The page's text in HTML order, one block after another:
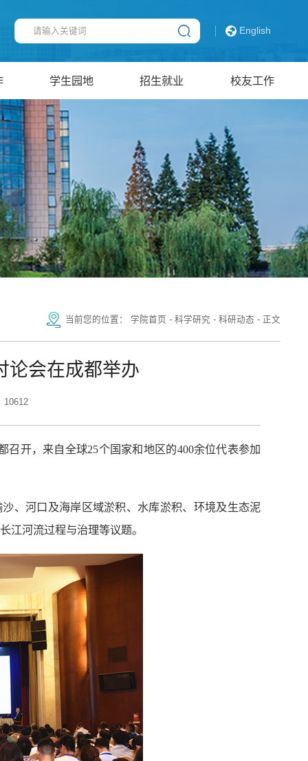
English
学生园地 招生就业 校友工作
当前您的位置： 学院首页 - 科学研究 - 科研动态 - 正文
论会在成都举办
10612
召开，来自全球25个国家和地区的400余位代表参加
、河口及海岸区域淤积、水库淤积、环境及生态泥
江河流过程与治理等议题。